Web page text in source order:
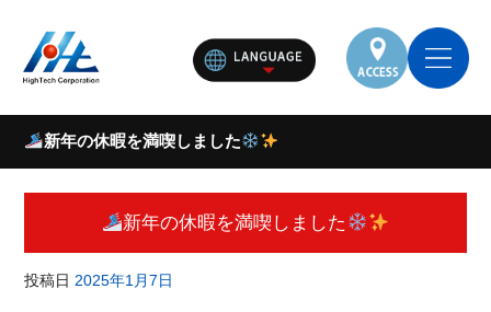
新年の休暇を満喫しました
新年の休暇を満喫しました
投稿日 2025年1月7日